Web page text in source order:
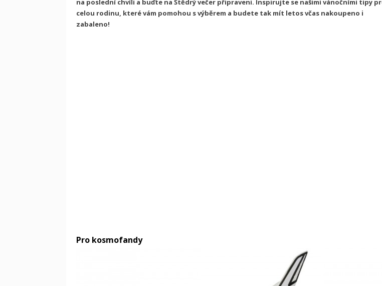
na poslední chvíli a buďte na Štědrý večer připraveni. Inspirujte se našimi vánočními tipy
celou rodinu, které vám pomohou s výběrem a budete tak mít letos včas nakoupeno i
zabaleno!
Pro kosmofandy